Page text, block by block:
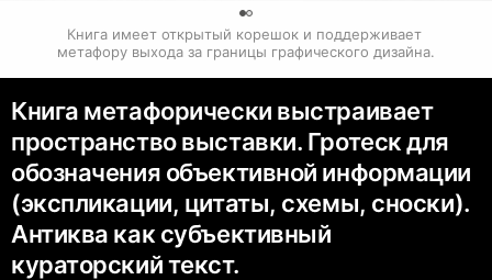
Книга имеет открытый корешок и поддерживает
метафору выхода за границы графического дизайна.
Книга метафорически выстраивает
пространство выставки. Гротеск для
обозначения объективной информации
(экспликации, цитаты, схемы, сноски).
Антиква как субъективный
кураторский текст.